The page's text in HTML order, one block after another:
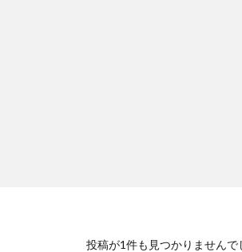
投稿が1件も見つかりませんで